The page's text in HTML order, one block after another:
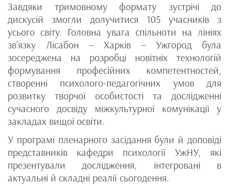
Завдяки тримовному формату зустрічі до
дискусій змогли долучитися 105 учасників з
усього світу. Головна увага спільноти на лініях
зв’язку Лісабон – Харків – Ужгород була
зосереджена на розробці новітніх технологій
формування професійних компетентностей,
створенні психолого-педагогічних умов для
розвитку творчої особистості та дослідженні
сучасного досвіду міжкультурної комунікації у
закладах вищої освіти.
У програмі пленарного засідання були й доповіді
представників кафедри психології УжНУ, які
презентували дослідження, інтегровані в
актуальні й складні реалії сьогодення.